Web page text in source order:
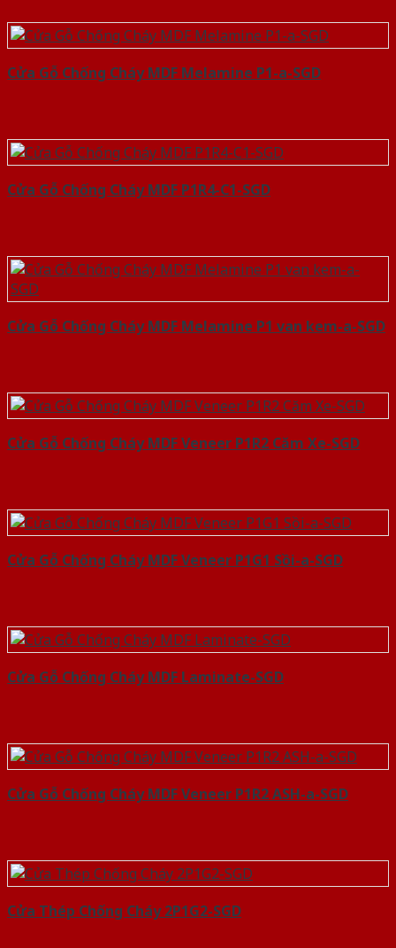
Cửa Gỗ Chống Cháy MDF Melamine P1-a-SGD
Cửa Gỗ Chống Cháy MDF P1R4-C1-SGD
Cửa Gỗ Chống Cháy MDF Melamine P1 van kem-a-SGD
Cửa Gỗ Chống Cháy MDF Veneer P1R2 Căm Xe-SGD
Cửa Gỗ Chống Cháy MDF Veneer P1G1 Sồi-a-SGD
Cửa Gỗ Chống Cháy MDF Laminate-SGD
Cửa Gỗ Chống Cháy MDF Veneer P1R2 ASH-a-SGD
Cửa Thép Chống Cháy 2P1G2-SGD